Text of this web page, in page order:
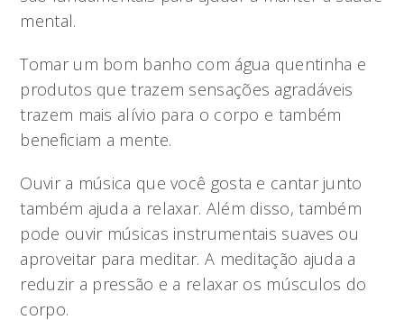
mental.
Tomar um bom banho com água quentinha e
produtos que trazem sensações agradáveis
trazem mais alívio para o corpo e também
beneficiam a mente.
Ouvir a música que você gosta e cantar junto
também ajuda a relaxar. Além disso, também
pode ouvir músicas instrumentais suaves ou
aproveitar para meditar. A meditação ajuda a
reduzir a pressão e a relaxar os músculos do
corpo.